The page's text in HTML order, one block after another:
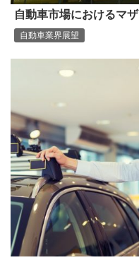
自動車市場におけるマ
自動車業界展望